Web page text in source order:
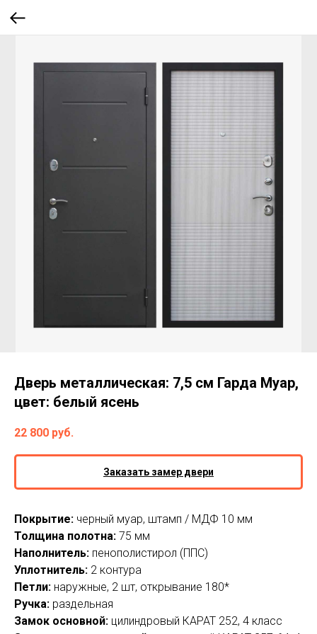
Дверь металлическая: 7,5 см Гарда Муар,
цвет: белый ясень
22 800 руб.
Заказать замер двери
Покрытие: черный муар, штамп / МДФ 10 мм
Толщина полотна: 75 мм
Наполнитель: пенополистирол (ППС)
Уплотнитель: 2 контура
Петли: наружные, 2 шт, открывание 180*
Ручка: раздельная
Замок основной: цилиндровый КАРАТ 252, 4 класс